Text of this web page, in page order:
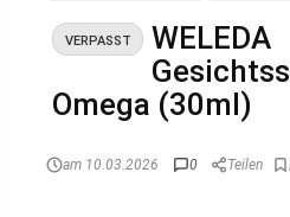
VERPASST
WELEDA
Omega (30ml)
am 10.03.2026 0 Teilen